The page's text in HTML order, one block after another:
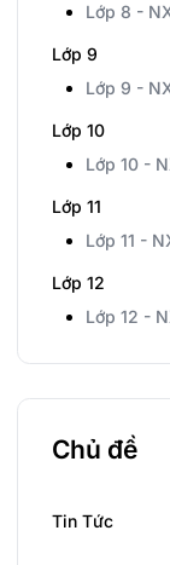
Lớp 8 -
Lớp 9
Lớp 9 -
Lớp 10
Lớp 10 -
Lớp 11
Lớp 11 -
Lớp 12
Lớp 12 -
Chủ đề
Tin Tức